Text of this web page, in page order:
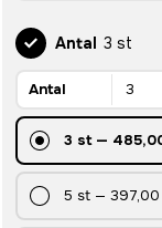
Antal 3 st
Antal
3 st—
5 st —